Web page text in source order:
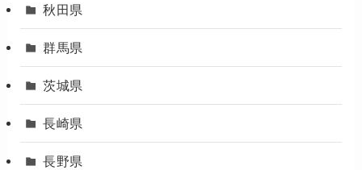
秋田県
群馬県
茨城県
長崎県
長野県